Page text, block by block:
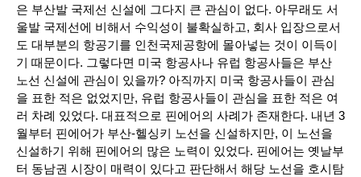
은 부산발 국제선 신설에 그다지 큰 관심이 없다. 아무래도 서
울발 국제선에 비해서 수익성이 불확실하고, 회사 입장으로서
도 대부분의 항공기를 인천국제공항에 몰아넣는 것이 이득이
기 때문이다. 그렇다면 미국 항공사나 유럽 항공사들은 부산
노선 신설에 관심이 있을까? 아직까지 미국 항공사들이 관심
을 표한 적은 없었지만, 유럽 항공사들이 관심을 표한 적은 여
러 차례 있었다. 대표적으로 핀에어의 사례가 존재한다. 내년 3
월부터 핀에어가 부산-헬싱키 노선을 신설하지만, 이 노선을
신설하기 위해 핀에어의 많은 노력이 있었다. 핀에어는 옛날부
터 동남권 시장이 매력이 있다고 판단해서 해당 노선을 호시탐